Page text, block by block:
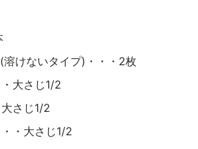
溶けないタイプ)・・・2枚
大さじ1/2
さじ1/2
・大さじ1/2